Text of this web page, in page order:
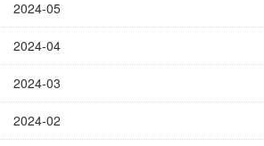
2024-05
2024-04
2024-03
2024-02